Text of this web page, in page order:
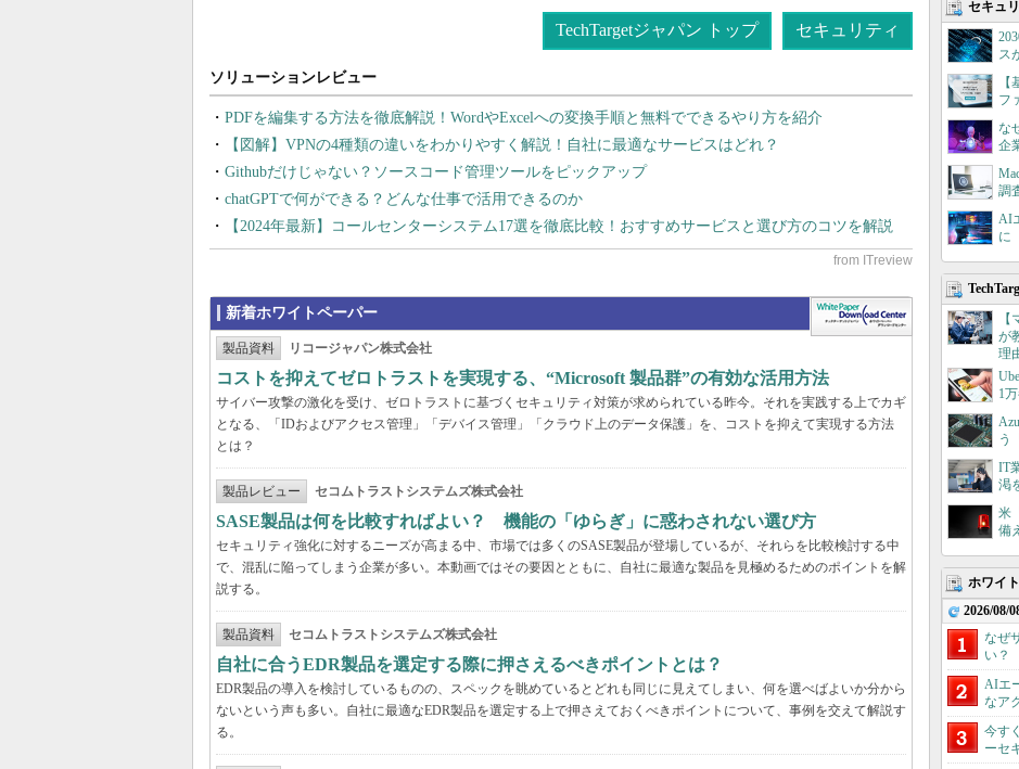
TechTargetジャパン トップ セキュリティ
PDFを編集する方法を徹底解説！WordやExcelへの変換手順と無料でできるやり方を紹介
【図解】VPNの4種類の違いをわかりやすく解説！自社に最適なサービスはどれ？
Githubだけじゃない？ソースコード管理ツールをピックアップ
chatGPTで何ができる？どんな仕事で活用できるのか
【2024年最新】コールセンターシステム17選を徹底比較！おすすめサービスと選び方のコツを解説
新着ホワイトペーパー
製品資料 リコージャパン株式会社
コストを抑えてゼロトラストを実現する、“Microsoft 製品群”の有効な活用方法
サイバー攻撃の激化を受け、ゼロトラストに基づくセキュリティ対策が求められている昨今。それを実践する上でカギ
となる、「IDおよびアクセス管理」「デバイス管理」「クラウド上のデータ保護」を、コストを抑えて実現する方法
とは？
製品レビュー セコムトラストシステムズ株式会社
SASE製品は何を比較すればよい？ 機能の「ゆらぎ」に惑わされない選び方
セキュリティ強化に対するニーズが高まる中、市場では多くのSASE製品が登場しているが、それらを比較検討する中
で、混乱に陥ってしまう企業が多い。本動画ではその要因とともに、自社に最適な製品を見極めるためのポイントを解
説する。
製品資料 セコムトラストシステムズ株式会社
自社に合うEDR製品を選定する際に押さえるべきポイントとは？
EDR製品の導入を検討しているものの、スペックを眺めているとどれも同じに見えてしまい、何を選べばよいか分から
ないという声も多い。自社に最適なEDR製品を選定する上で押さえておくべきポイントについて、事例を交えて解説す
る。
セキュ
ス
フ
な
企
調
AI
に
が
理
1
う
IT
渇
米
備
ホワイ
2026/08/
なぜ
い？
AIエ
なア
今す
ーセ